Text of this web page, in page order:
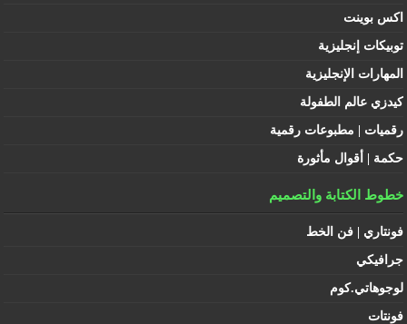
اكس بوينت
توبيكات إنجليزية
المهارات الإنجليزية
كيدزي عالم الطفولة
رقميات | مطبوعات رقمية
حكمة | أقوال مأثورة
خطوط الكتابة والتصميم
فونتاري | فن الخط
جرافيكي
لوجوهاتي.كوم
فونتات